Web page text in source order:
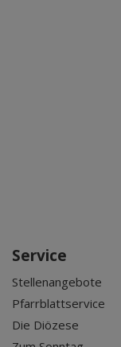
Service
Stellenangebote
Pfarrblattservice
Die Diözese